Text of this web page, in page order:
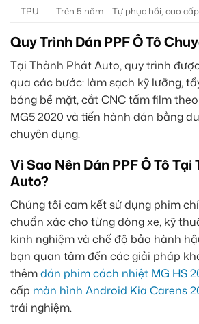
TPU
Trên 5 năm Tự phục hồi, cao cấp
Quy Trình Dán PPF Ô Tô
Tại Thành Phát Auto, quy trình
qua các bước: làm sạch kỹ lưỡng,
bóng bề mặt, cắt CNC tấm film
MG5 2020 và tiến hành dán bằng
chuyên dụng.
Vì Sao Nên Dán PPF Ô Tô
Auto?
Chúng tôi cam kết sử dụng phim
chuẩn xác cho từng dòng xe, kỹ
kinh nghiệm và chế độ bảo hành
bạn quan tâm đến các giải pháp
thêmdán phim cách nhiệt MG HS
cấp màn hình Android Kia Carens
trải nghiệm.